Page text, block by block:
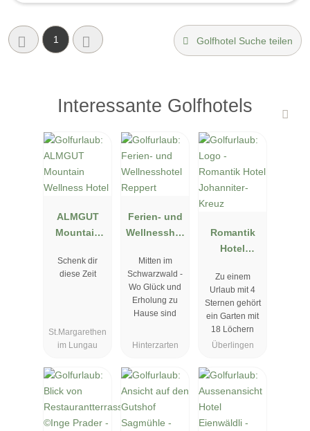
1 Golfhotel Suche teilen
Interessante Golfhotels
ALMGUT
Mountain
Hotel
Schenk dir
diese Zeit
St.Margarethen
im Lungau
Ferien- und
Wellnesshot
Mitten im
Schwarzwald -
Wo Glück und
Erholung zu
Hause sind
Hinterzarten
Romantik
Hotel
Kreuz
Zu einem
Urlaub mit 4
Sternen gehört
ein Garten mit
18 Löchern
Überlingen